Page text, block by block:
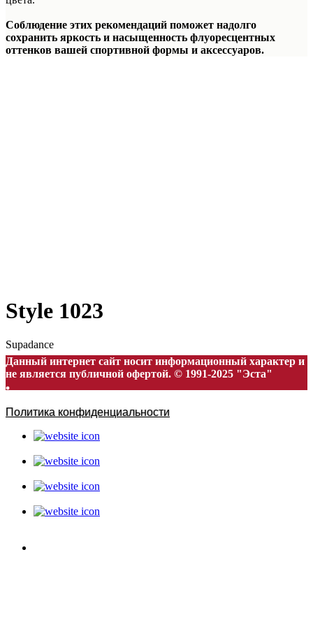
Соблюдение этих рекомендаций поможет надолго
сохранить яркость и насыщенность флуоресцентных
оттенков вашей спортивной формы и аксессуаров.
Style 1023
Supadance
Данный интернет сайт носит информационный характер и
не является публичной офертой. © 1991-2025 "Эста"
Политика конфиденциальности